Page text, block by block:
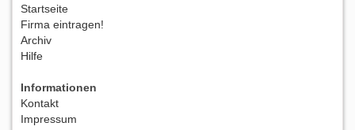
Startseite
Firma eintragen!
Archiv
Hilfe
Informationen
Kontakt
Impressum